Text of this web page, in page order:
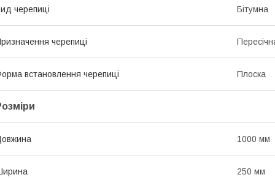
черепиці Бітумна
черепиці
встановлення черепиці Плоска
1000 мм
250 мм